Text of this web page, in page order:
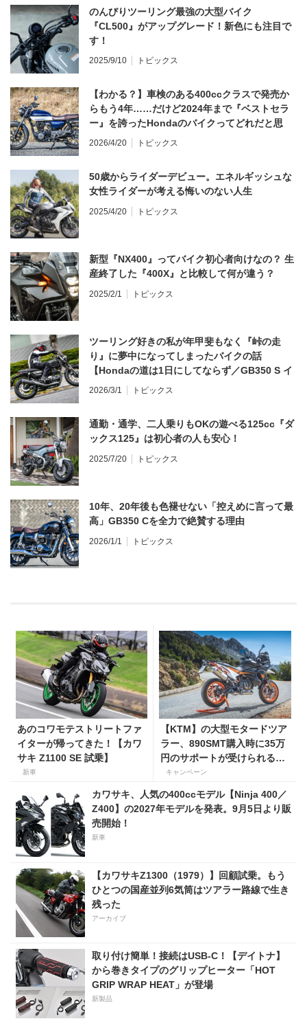
のんびりツーリング最強の大型バイク
『CL500』がアップグレード！新色にも注目で
す！
2025/9/10 トピックス
【わかる？】車検のある400ccクラスで発売か
らもう4年……だけど2024年まで『ベストセラ
ー』を誇ったHondaのバイクってどれだと思
う？
2026/4/20 トピックス
50歳からライダーデビュー。エネルギッシュな
女性ライダーが考える悔いのない人生
2025/4/20 トピックス
新型『NX400』ってバイク初心者向けなの？ 生
産終了した『400X』と比較して何が違う？
2025/2/1 トピックス
ツーリング好きの私が年甲斐もなく『峠の走
り』に夢中になってしまったバイクの話
【Hondaの道は1日にしてならず／GB350 S イ
ンプレ・レビュー 前編】
2026/3/1 トピックス
通勤・通学、二人乗りもOKの遊べる125cc『ダ
ックス125』は初心者の人も安心！
2025/7/20 トピックス
10年、20年後も色褪せない「控えめに言って最
高」GB350 Cを全力で絶賛する理由
2026/1/1 トピックス
あのコワモテストリートファ
イターが帰ってきた！【カワ
サキ Z1100 SE 試乗】
新車
【KTM】の大型モタードツア
ラー、890SMT購入時に35万
円のサポートが受けられるキ
ャンペーンを実施中！
キャンペーン
カワサキ、人気の400ccモデル【Ninja 400／
Z400】の2027年モデルを発表。9月5日より販
売開始！
新車
【カワサキZ1300（1979）】回顧試乗。もう
ひとつの国産並列6気筒はツアラー路線で生き
残った
アーカイブ
取り付け簡単！接続はUSB-C！【デイトナ】
から巻きタイプのグリップヒーター「HOT
GRIP WRAP HEAT」が登場
新製品